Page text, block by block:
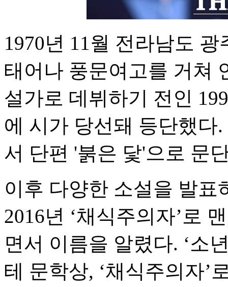
1970년 11월 전라남도
태어나 풍문여고를 거쳐
설가로 데뷔하기 전인
에 시가 당선돼 등단했다
서 단편 '붉은 닻'으로 문
이후 다양한 소설을 발
2016년 ‘채식주의자’로
면서 이름을 알렸다. ‘소
테 문학상, ‘채식주의자’